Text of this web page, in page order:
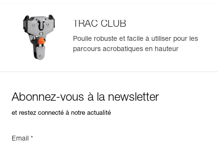
TRAC CLUB
Poulie robuste et facile à utiliser pour les
parcours acrobatiques en hauteur
Abonnez-vous à la newsletter
et restez connecté à notre actualité
Email *